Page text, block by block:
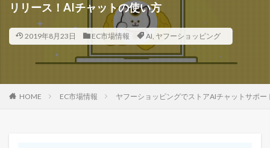
リリース！AIチャットの使い方
2019年8月23日 EC市場情報 AI, ヤフーショッピング
HOME EC市場情報 ヤフーショッピングでストアAIチャットサポ